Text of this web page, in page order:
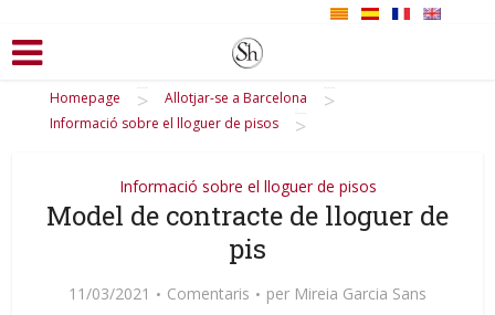
Homepage > Allotjar-se a Barcelona >
Informació sobre el lloguer de pisos >
Informació sobre el lloguer de pisos
Model de contracte de lloguer de
pis
11/03/2021 Comentaris per Mireia Garcia Sans